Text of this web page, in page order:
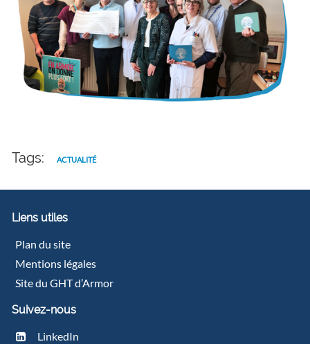
Tags: ACTUALITÉ
Liens utiles
Plan du site
Mentions légales
Site du GHT d’Armor
Suivez-nous
LinkedIn